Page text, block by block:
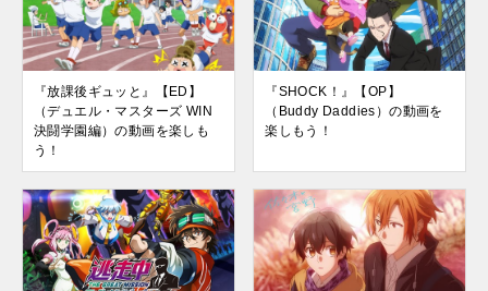
『放課後ギュッと』【ED】
（デュエル・マスターズ WIN
決闘学園編）の動画を楽しも
う！
『SHOCK！』【OP】
（Buddy Daddies）の動画を
楽しもう！